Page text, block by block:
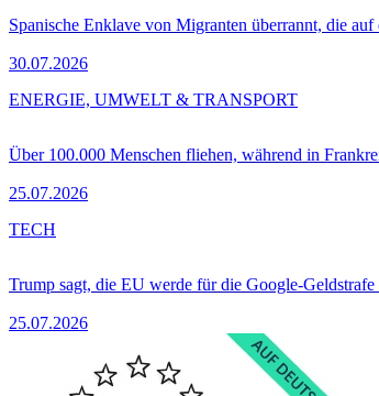
Spanische Enklave von Migranten überrannt, die auf
30.07.2026
Über 100.000 Menschen fliehen, während in
25.07.2026
ENERGIE, UMWELT & TRANSPORT
Trump sagt, die EU werde für die Google-Geldstrafe
25.07.2026
TECH